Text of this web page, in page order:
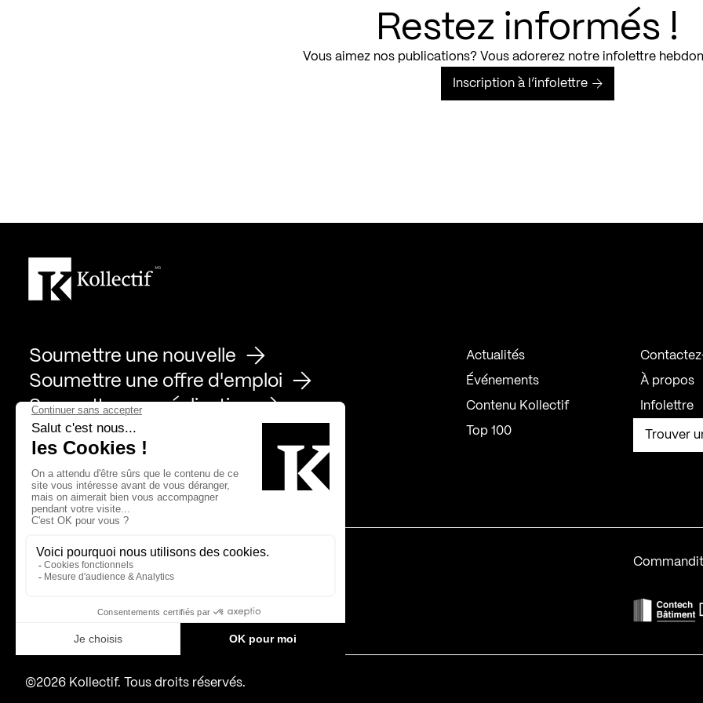
Restez informés !
Vous aimez nos publications? Vous adorerez notre infolettre
Inscription à l’infolettre
Soumettre une nouvelle
Soumettre une offre d'emploi
Soumettre une réalisation
Actualités
Événements
Contenu Kollectif
Top 100
À propos
Infolettre
Trouver
Page Facebook de Kollectif
Page Instagram de Kollectif
Page Linkedin de Kollectif
Partenaires
Bâtiment-Durable-Québec-1
Esquisses-1 MP-1
©2026 Kollectif. Tous droits réservés.